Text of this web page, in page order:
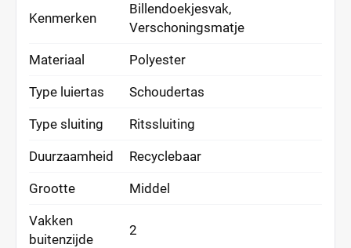
Kenmerken
Billendoekjesvak,
Verschoningsmatje
Materiaal Polyester
Type luiertas Schoudertas
Type sluiting Ritssluiting
Duurzaamheid Recyclebaar
Grootte Middel
Vakken
buitenzijde
2